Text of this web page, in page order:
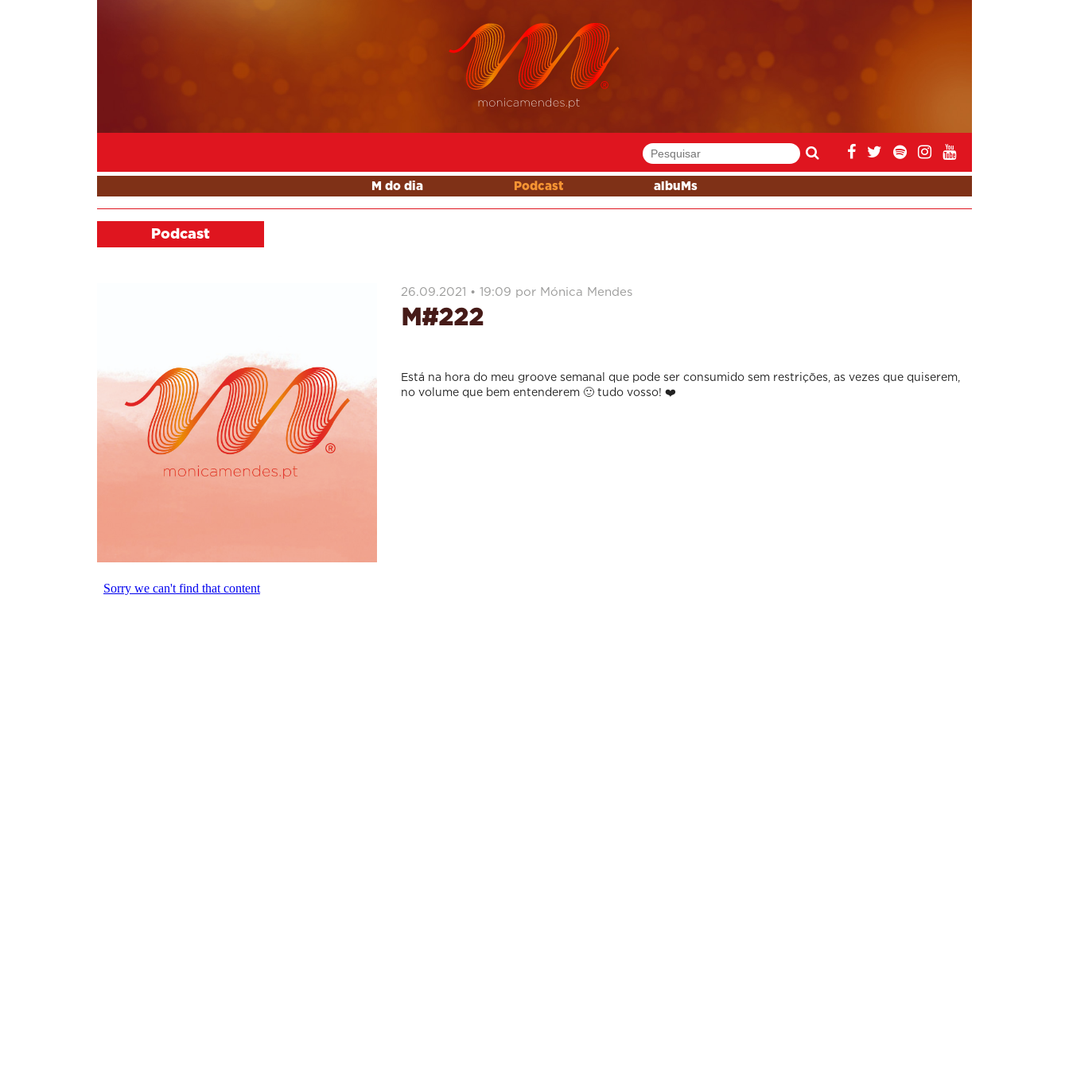
M do dia Podcast albuMs
Podcast
26.09.2021 • 19:09 por Mónica Mendes
M#222
Está na hora do meu groove semanal que pode ser consumido sem restrições, as vezes que quiserem,
no volume que bem entenderem 🙂 tudo vosso! ❤️